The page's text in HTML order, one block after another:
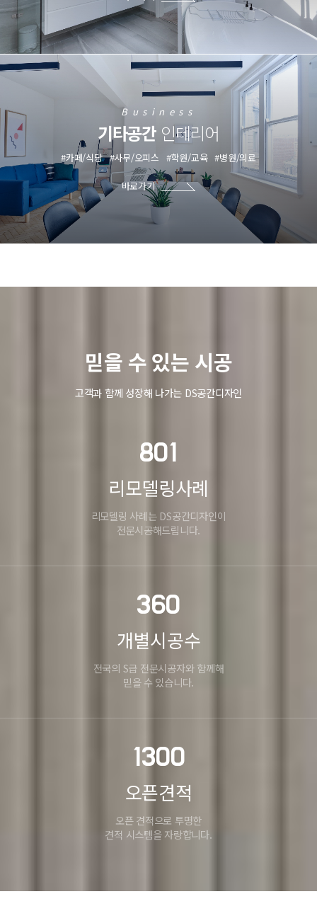
Business
기타공간 인테리어
#카페/식당 #사무/오피스 #학원/교육 #병원/의료
바로가기
믿을 수 있는 시공
고객과 함께 성장해 나가는 DS공간디자인
801
리모델링사례
리모델링 사례는 DS공간디자인이
전문시공해드립니다.
360
개별시공수
전국의 S급 전문시공자와 함께해
믿을 수 있습니다.
1300
오픈견적
오픈 견적으로 투명한
견적 시스템을 자랑합니다.